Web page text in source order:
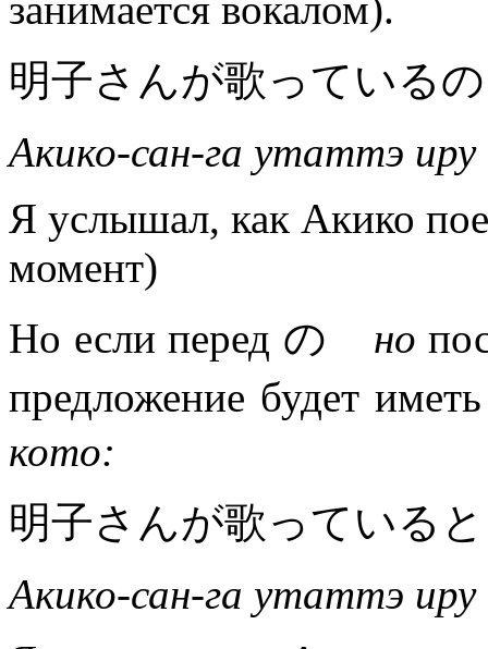
明子さんが歌っている
Акико-сан-га утаттэ
Я услышал, как Акико
момент)
Но если перед の но
предложение будет
кото:
明子さんが歌っている
Акико-сан-га утаттэ